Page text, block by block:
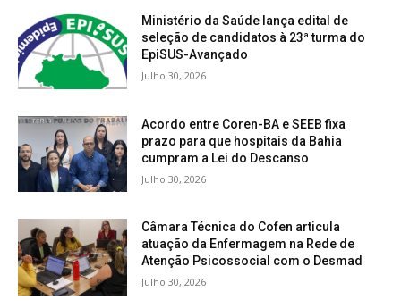
Ministério da Saúde lança edital de
seleção de candidatos à 23ª turma do
EpiSUS-Avançado
Julho 30, 2026
Acordo entre Coren-BA e SEEB fixa
prazo para que hospitais da Bahia
cumpram a Lei do Descanso
Julho 30, 2026
Câmara Técnica do Cofen articula
atuação da Enfermagem na Rede de
Atenção Psicossocial com o Desmad
Julho 30, 2026